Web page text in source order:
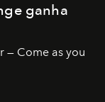
ganha
— Come as you